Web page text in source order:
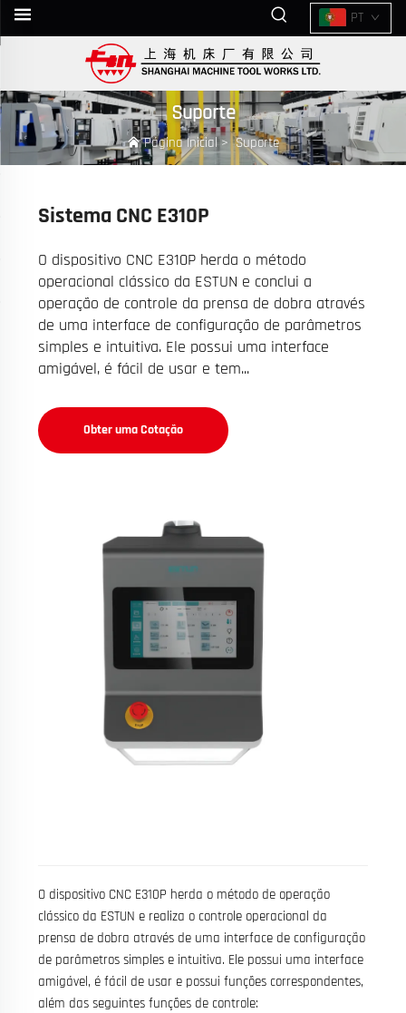
PT
Suporte
Página Inicial>Suporte
Sistema CNC E310P
O dispositivo CNC E310P herda o método
operacional clássico da ESTUN e conclui a
operação de controle da prensa de dobra através
de uma interface de configuração de parâmetros
simples e intuitiva. Ele possui uma interface
amigável, é fácil de usar e tem...
Obter uma Cotação
O dispositivo CNC E310P herda o método de operação
clássico da ESTUN e realiza o controle operacional da
prensa de dobra através de uma interface de configuração
de parâmetros simples e intuitiva. Ele possui uma interface
amigável, é fácil de usar e possui funções correspondentes,
além das seguintes funções de controle: